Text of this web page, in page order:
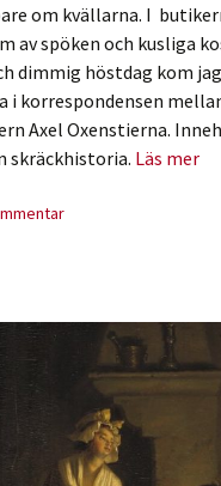
om kvällarna. I
av spöken och kusliga
dimmig höstdag kom
i korrespondensen
Axel Oxenstierna.
skräckhistoria. Läs mer